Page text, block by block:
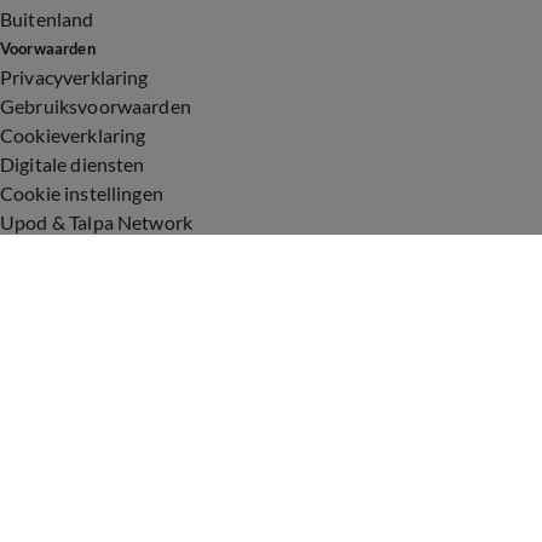
Buitenland
Voorwaarden
Privacyverklaring
Gebruiksvoorwaarden
Cookieverklaring
Digitale diensten
Cookie instellingen
Upod & Talpa Network